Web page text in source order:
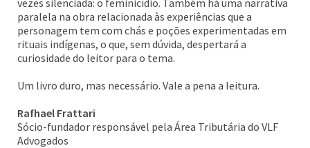
vezes silenciada: o feminicídio. Também há uma narrativa
paralela na obra relacionada às experiências que a
personagem tem com chás e poções experimentadas em
rituais indígenas, o que, sem dúvida, despertará a
curiosidade do leitor para o tema.
Um livro duro, mas necessário. Vale a pena a leitura.
Rafhael Frattari
Sócio-fundador responsável pela Área Tributária do VLF
Advogados